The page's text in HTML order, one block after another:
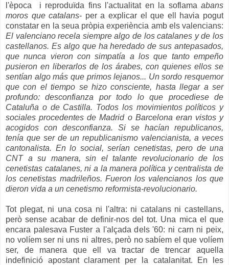
l'època i reproduïda fins l'actualitat en la soflama abans
moros que catalans- per a explicar el que ell havia pogut
constatar en la seua pròpia experiència amb els valencians:
El valenciano recela siempre algo de los catalanes y de los
castellanos. Es algo que ha heredado de sus antepasados,
que nunca vieron con simpatía a los que tanto empeño
pusieron en liberarlos de los árabes, con quienes ellos se
sentían algo más que primos lejanos... Un sordo resquemor
que con el tiempo se hizo consciente, hasta llegar a ser
profundo: desconfianza por todo lo que procediese de
Cataluña o de Castilla. Todos los movimientos políticos y
sociales procedentes de Madrid o Barcelona eran vistos y
acogidos con desconfianza. Si se hacían republicanos,
tenía que ser de un republicanismo valencianista, a veces
cantonalista. En lo social, serían cenetistas, pero de una
CNT a su manera, sin el talante revolucionario de los
cenetistas catalanes, ni a la manera política y centralista de
los cenetistas madrileños. Fueron los valencianos los que
dieron vida a un cenetismo reformista-revolucionario.
Tot plegat, ni una cosa ni l'altra: ni catalans ni castellans,
però sense acabar de definir-nos del tot. Una mica el que
encara palesava Fuster a l'alçada dels '60: ni carn ni peix,
no volíem ser ni uns ni altres, però no sabíem el que volíem
ser, de manera que ell va tractar de trencar aquella
indefinició apostant clarament per la catalanitat. En les